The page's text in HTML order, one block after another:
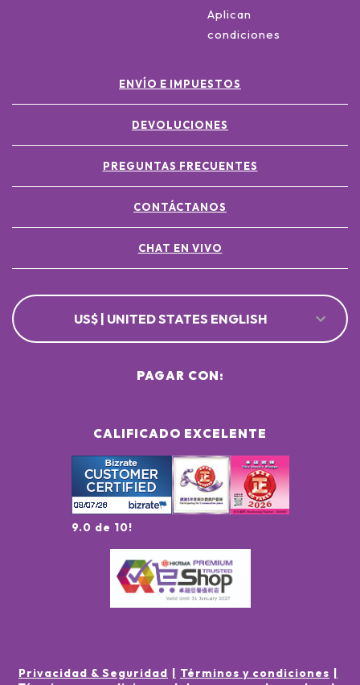
Aplican
condiciones
ENVÍO E IMPUESTOS
DEVOLUCIONES
PREGUNTAS FRECUENTES
CONTÁCTANOS
CHAT EN VIVO
US$ | UNITED STATES ENGLISH
CALIFICADO EXCELENTE
9.0 de 10!
PAGAR CON:
Privacidad & Seguridad
Términos y condiciones